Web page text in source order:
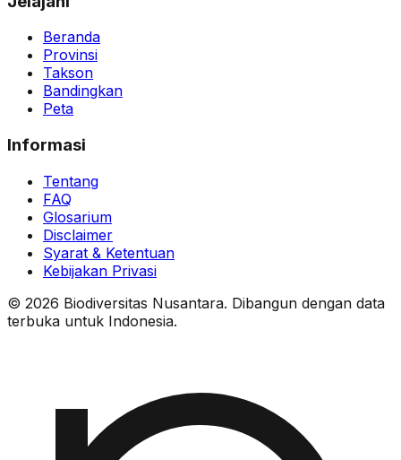
Beranda
Provinsi
Takson
Bandingkan
Peta
Informasi
Tentang
FAQ
Glosarium
Disclaimer
Syarat & Ketentuan
Kebijakan Privasi
© 2026 Biodiversitas Nusantara. Dibangun dengan data
terbuka untuk Indonesia.